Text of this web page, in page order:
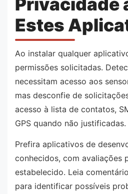
Estes
Ao instalar qualquer
permissões solicitadas.
necessitam acesso aos
mas desconfie de
acesso à lista de contatos,
GPS quando não justificadas.
Prefira aplicativos de
conhecidos, com avaliações
estabelecido. Leia
para identificar possíveis